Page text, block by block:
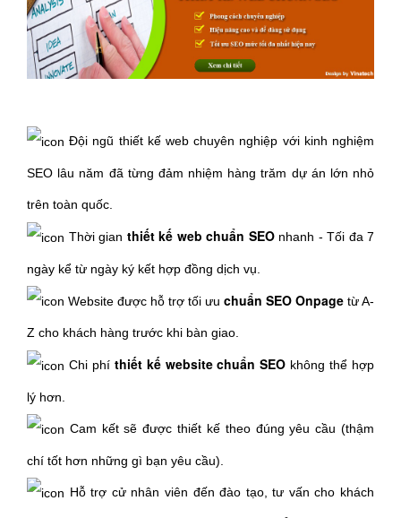
Đội ngũ thiết kế web chuyên nghiệp với kinh nghiệm
SEO lâu năm đã từng đảm nhiệm hàng trăm dự án lớn nhỏ
trên toàn quốc.
Thời gian thiết kế web chuẩn SEOnhanh - Tối đa 7
ngày kể từ ngày ký kết hợp đồng dịch vụ.
Website được hỗ trợ tối ưu chuẩn SEO Onpage từ A-
Z cho khách hàng trước khi bàn giao.
Chi phí thiết kế website chuẩn SEO không thể hợp
lý hơn.
Cam kết sẽ được thiết kế theo đúng yêu cầu (thậm
chí tốt hơn những gì bạn yêu cầu).
Hỗ trợ cử nhân viên đến đào tạo, tư vấn cho khách